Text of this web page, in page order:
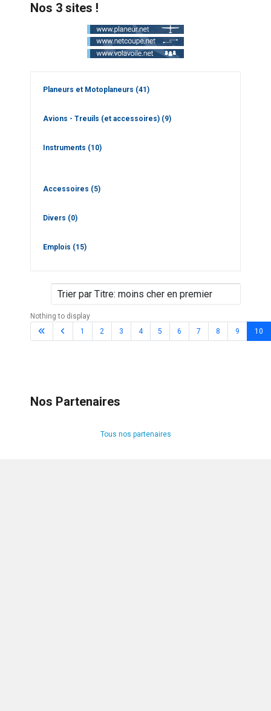
Nos 3 sites !
Planeurs et Motoplaneurs (41)
Avions - Treuils (et accessoires) (9)
Instruments (10)
Accessoires (5)
Divers (0)
Emplois (15)
Nothing to display
1
2 3 4 5 6 7 8 9 10
Nos Partenaires
Tous nos partenaires